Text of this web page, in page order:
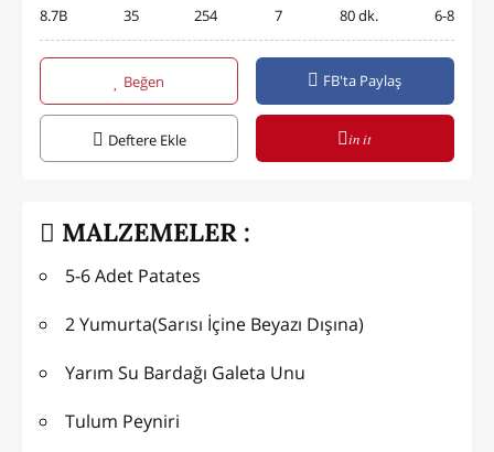
8.7B 35 254 7 80 dk. 6-8
Beğen FB'ta Paylaş
Deftere Ekle in it
MALZEMELER :
5-6 Adet Patates
2 Yumurta(Sarısı İçine Beyazı Dışına)
Yarım Su Bardağı Galeta Unu
Tulum Peyniri